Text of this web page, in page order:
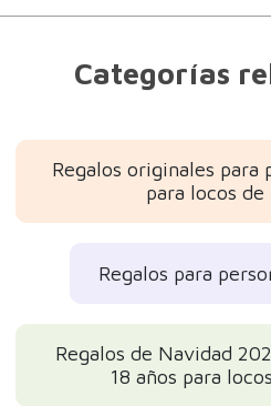
Categorías
Regalos originales para
para locos de
Regalos para
Regalos de Navidad
18 años para